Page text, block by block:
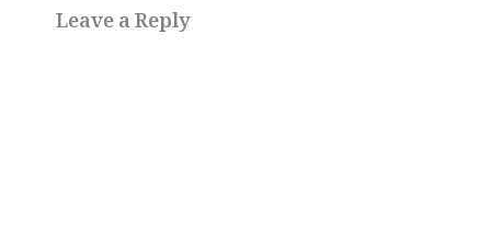
Leave a Reply